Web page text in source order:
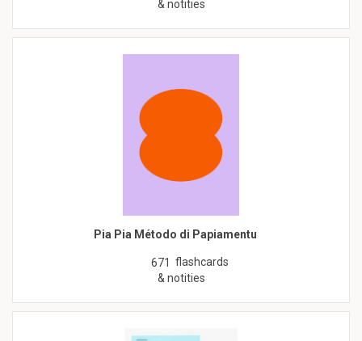
& notities
Pia Pia Método di Papiamentu
671 flashcards
& notities